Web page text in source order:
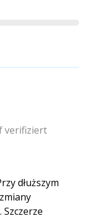
verifiziert
dłuższym